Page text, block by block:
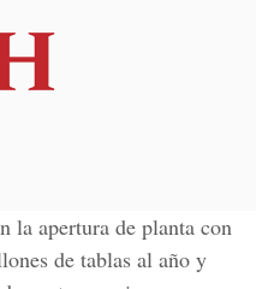
la apertura de planta con
de tablas al año y